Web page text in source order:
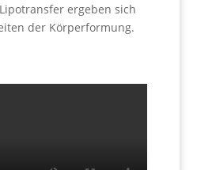
ergeben sich
der Körperformung.